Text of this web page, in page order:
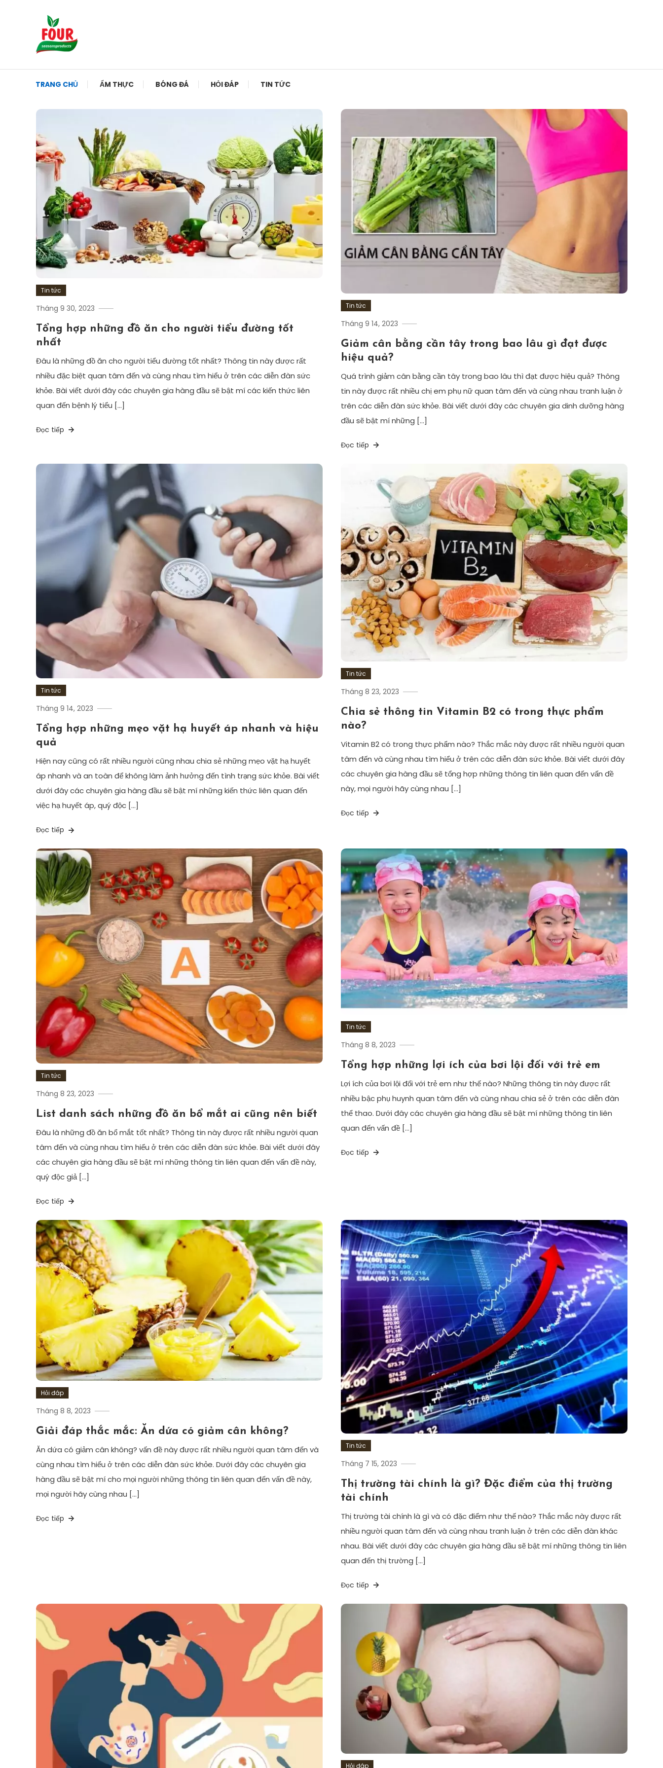
TRANG CHỦ ẨM THỰC BÓNG ĐÁ HỎI ĐÁP TIN TỨC
Tin tức
Tháng 9 30, 2023
Tổng hợp những đồ ăn cho người tiểu đường tốt
nhất
Đâu là những đồ ăn cho người tiểu đường tốt nhất? Thông tin này được rất
nhiều đặc biệt quan tâm đến và cùng nhau tìm hiểu ở trên các diễn đàn sức
khỏe. Bài viết dưới đây các chuyên gia hàng đầu sẽ bật mí các kiến thức liên
quan đến bệnh lý tiểu […]
Đọc tiếp
Tin tức
Tháng 9 14, 2023
Giảm cân bằng cần tây trong bao lâu gì đạt được
hiệu quả?
Quá trình giảm cân bằng cần tây trong bao lâu thì đạt được hiệu quả? Thông
tin này được rất nhiều chị em phụ nữ quan tâm đến và cùng nhau tranh luận ở
trên các diễn đàn sức khỏe. Bài viết dưới đây các chuyên gia dinh dưỡng hàng
đầu sẽ bật mí những […]
Đọc tiếp
Tin tức
Tháng 9 14, 2023
Tổng hợp những mẹo vặt hạ huyết áp nhanh và hiệu
quả
Hiện nay cũng có rất nhiều người cũng nhau chia sẻ những mẹo vặt hạ huyết
áp nhanh và an toàn để không làm ảnh hưởng đến tình trạng sức khỏe. Bài viết
dưới đây các chuyên gia hàng đầu sẽ bật mí những kiến thức liên quan đến
việc hạ huyết áp, quý độc […]
Đọc tiếp
Tin tức
Tháng 8 23, 2023
Chia sẻ thông tin Vitamin B2 có trong thực phẩm
nào?
Vitamin B2 có trong thực phẩm nào? Thắc mắc này được rất nhiều người quan
tâm đến và cùng nhau tìm hiểu ở trên các diễn đàn sức khỏe. Bài viết dưới đây
các chuyên gia hàng đầu sẽ tổng hợp những thông tin liên quan đến vấn đề
này, mọi người hãy cùng nhau […]
Đọc tiếp
Tin tức
Tháng 8 23, 2023
List danh sách những đồ ăn bổ mắt ai cũng nên biết
Đâu là những đồ ăn bổ mắt tốt nhất? Thông tin này được rất nhiều người quan
tâm đến và cùng nhau tìm hiểu ở trên các diễn đàn sức khỏe. Bài viết dưới đây
các chuyên gia hàng đầu sẽ bật mí những thông tin liên quan đến vấn đề này,
quý độc giả […]
Đọc tiếp
Tin tức
Tháng 8 8, 2023
Tổng hợp những lợi ích của bơi lội đối với trẻ em
Lợi ích của bơi lội đối với trẻ em như thế nào? Những thông tin này được rất
nhiều bậc phụ huynh quan tâm đến và cùng nhau chia sẻ ở trên các diễn đàn
thể thao. Dưới đây các chuyên gia hàng đầu sẽ bật mí những thông tin liên
quan đến vấn đề […]
Đọc tiếp
Hỏi đáp
Tháng 8 8, 2023
Giải đáp thắc mắc: Ăn dứa có giảm cân không?
Ăn dứa có giảm cân không? vấn đề này được rất nhiều người quan tâm đến và
cùng nhau tìm hiểu ở trên các diễn đàn sức khỏe. Dưới đây các chuyên gia
hàng đầu sẽ bật mí cho mọi người những thông tin liên quan đến vấn đề này,
mọi người hãy cùng nhau […]
Đọc tiếp
Tin tức
Tháng 7 15, 2023
Thị trường tài chính là gì? Đặc điểm của thị trường
tài chính
Thị trường tài chính là gì và có đặc điểm như thế nào? Thắc mắc này được rất
nhiều người quan tâm đến và cùng nhau tranh luận ở trên các diễn đàn khác
nhau. Bài viết dưới đây các chuyên gia hàng đầu sẽ bật mí những thông tin liên
quan đến thị trường […]
Đọc tiếp
Hỏi đáp